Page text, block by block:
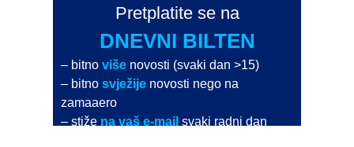
Pretplatite se na
DNEVNI BILTEN
– bitnoviše novosti (svaki dan >15)
– bitnosvježije novosti nego na
zamaaero
– stiže na vaš e-mail svaki radni dan